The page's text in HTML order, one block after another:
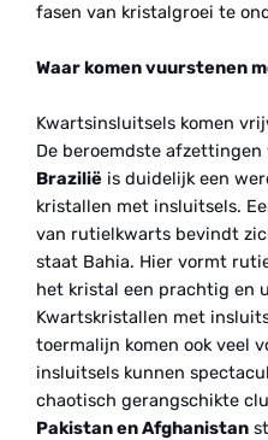
fasen van kristalgroei te
Waar komen vuurstenen
Kwartsinsluitsels komen
De beroemdste afzettingen
Brazilië is duidelijk een
kristallen met insluitsels.
van rutielkwarts bevindt
staat Bahia. Hier vormt
het kristal een prachtig en
Kwartskristallen met
toermalijn komen ook veel
insluitsels kunnen
chaotisch gerangschikte
Pakistan en Afghanistan